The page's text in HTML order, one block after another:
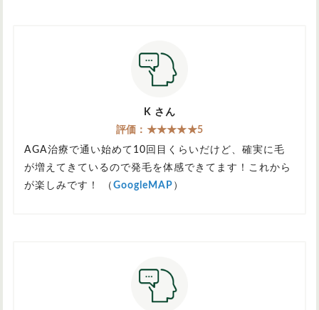
K さん
評価：★★★★★5
AGA治療で通い始めて10回目くらいだけど、確実に毛
が増えてきているので発毛を体感できてます！これから
が楽しみです！ （ GoogleMAP ）